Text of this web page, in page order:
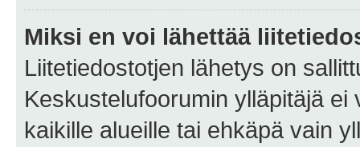
Miksi en voi lähettää
Liitetiedostotjen lähetys on
Keskustelufoorumin ylläpitäjä
kaikille alueille tai ehkäpä vain